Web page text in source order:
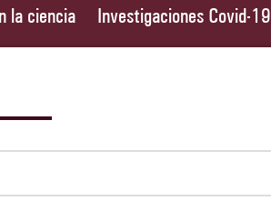
la ciencia Investigaciones Covid-19